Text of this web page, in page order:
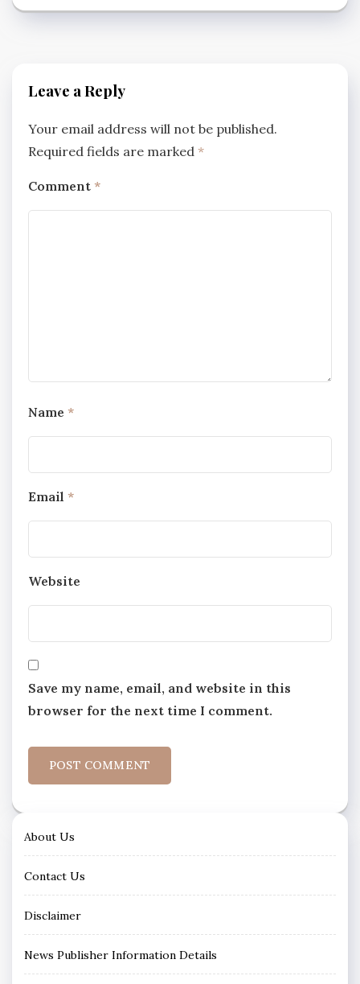
Leave a Reply
Your email address will not be published.
Required fields are marked *
Comment *
Name *
Email *
Website
Save my name, email, and website in this
browser for the next time I comment.
About Us
Contact Us
Disclaimer
News Publisher Information Details